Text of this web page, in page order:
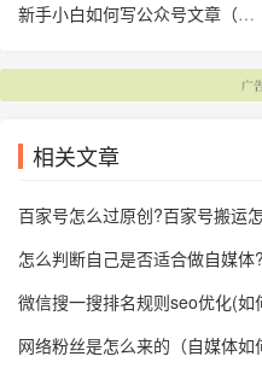
新手小白如何写公众号文章（如何打造出吸引读者的微信文章）
相关文章